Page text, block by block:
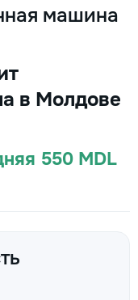
машина
в Молдове
550 MDL